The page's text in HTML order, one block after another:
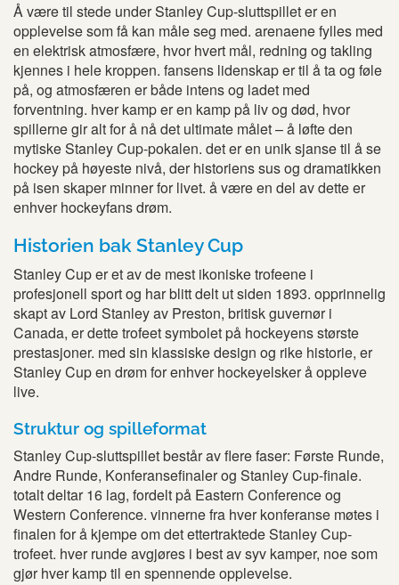
Å være til stede under Stanley Cup-sluttspillet er en
opplevelse som få kan måle seg med. arenaene fylles med
en elektrisk atmosfære, hvor hvert mål, redning og takling
kjennes i hele kroppen. fansens lidenskap er til å ta og føle
på, og atmosfæren er både intens og ladet med
forventning. hver kamp er en kamp på liv og død, hvor
spillerne gir alt for å nå det ultimate målet – å løfte den
mytiske Stanley Cup-pokalen. det er en unik sjanse til å se
hockey på høyeste nivå, der historiens sus og dramatikken
på isen skaper minner for livet. å være en del av dette er
enhver hockeyfans drøm.
Historien bak Stanley Cup
Stanley Cup er et av de mest ikoniske trofeene i
profesjonell sport og har blitt delt ut siden 1893. opprinnelig
skapt av Lord Stanley av Preston, britisk guvernør i
Canada, er dette trofeet symbolet på hockeyens største
prestasjoner. med sin klassiske design og rike historie, er
Stanley Cup en drøm for enhver hockeyelsker å oppleve
live.
Struktur og spilleformat
Stanley Cup-sluttspillet består av flere faser: Første Runde,
Andre Runde, Konferansefinaler og Stanley Cup-finale.
totalt deltar 16 lag, fordelt på Eastern Conference og
Western Conference. vinnerne fra hver konferanse møtes i
finalen for å kjempe om det ettertraktede Stanley Cup-
trofeet. hver runde avgjøres i best av syv kamper, noe som
gjør hver kamp til en spennende opplevelse.